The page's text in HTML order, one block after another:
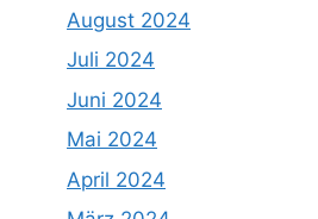
August 2024
Juli 2024
Juni 2024
Mai 2024
April 2024